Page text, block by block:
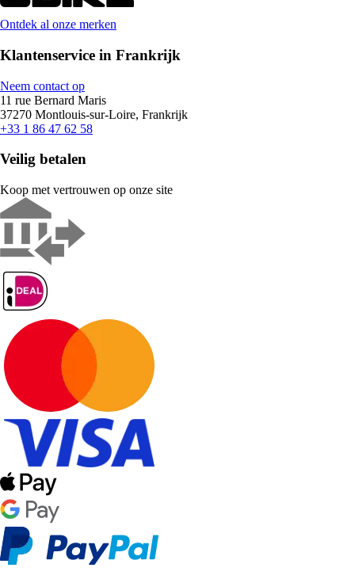
Ontdek al onze merken
Klantenservice in Frankrijk
Neem contact op
11 rue Bernard Maris
37270 Montlouis-sur-Loire, Frankrijk
+33 1 86 47 62 58
Veilig betalen
Koop met vertrouwen op onze site